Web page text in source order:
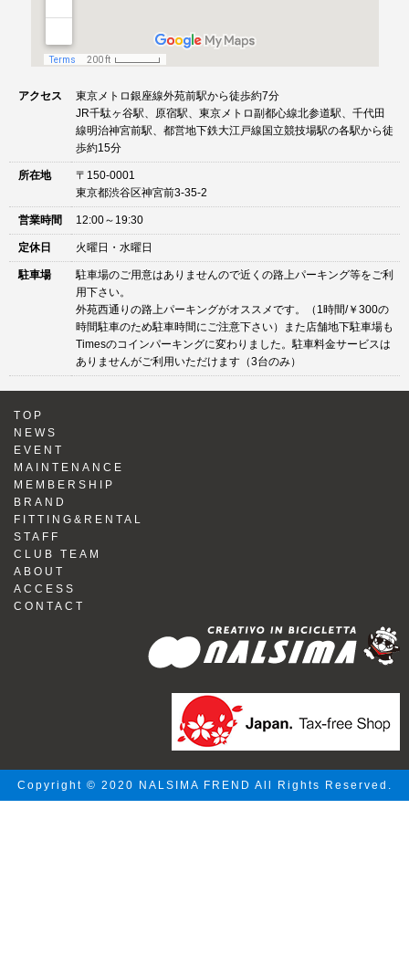
アクセス
東京メトロ銀座線外苑前駅から徒歩約7分
JR千駄ヶ谷駅、原宿駅、東京メトロ副都心線北参道駅、千代田
線明治神宮前駅、都営地下鉄大江戸線国立競技場駅の各駅から徒
歩約15分
所在地
〒150-0001
東京都渋谷区神宮前3-35-2
営業時間 12:00～19:30
定休日 火曜日・水曜日
駐車場
駐車場のご用意はありませんので近くの路上パーキング等をご利
用下さい。
外苑西通りの路上パーキングがオススメです。（1時間/￥300の
時間駐車のため駐車時間にご注意下さい）また店舗地下駐車場も
Timesのコインパーキングに変わりました。駐車料金サービスは
ありませんがご利用いただけます（3台のみ）
TOP
NEWS
EVENT
MAINTENANCE
MEMBERSHIP
BRAND
FITTING&RENTAL
STAFF
CLUB TEAM
ABOUT
ACCESS
CONTACT
Copyright © 2020 NALSIMA FREND All Rights Reserved.